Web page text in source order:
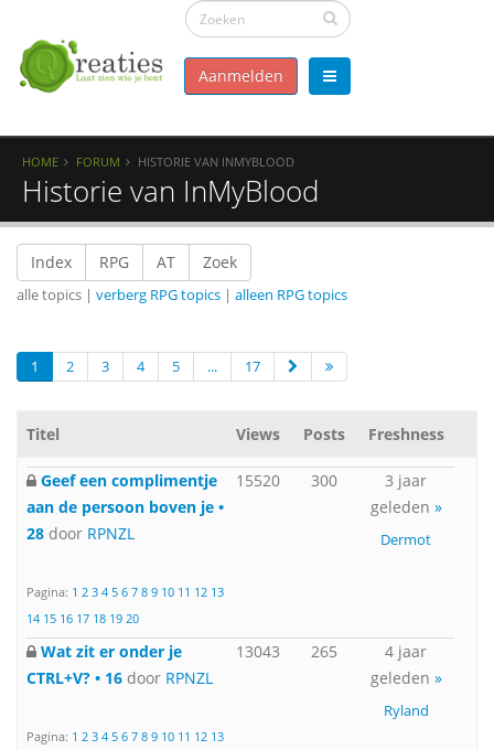
Aanmelden
HOME FORUM HISTORIE VAN INMYBLOOD
Historie van InMyBlood
Index RPG AT Zoek
alle topics | verberg RPG topics | alleen RPG topics
1 2 3 4 5 ... 17
Titel Views Posts Freshness
Geef een complimentje
aan de persoon boven je •
28 door RPNZL
Pagina: 1 2 3 4 5 6 7 8 9 10 11 12 13
14 15 16 17 18 19 20
15520 300
3 jaar
geleden »
Dermot
Wat zit er onder je
CTRL+V? • 16 door RPNZL
Pagina: 1 2 3 4 5 6 7 8 9 10 11 12 13
13043 265
4 jaar
geleden »
Ryland